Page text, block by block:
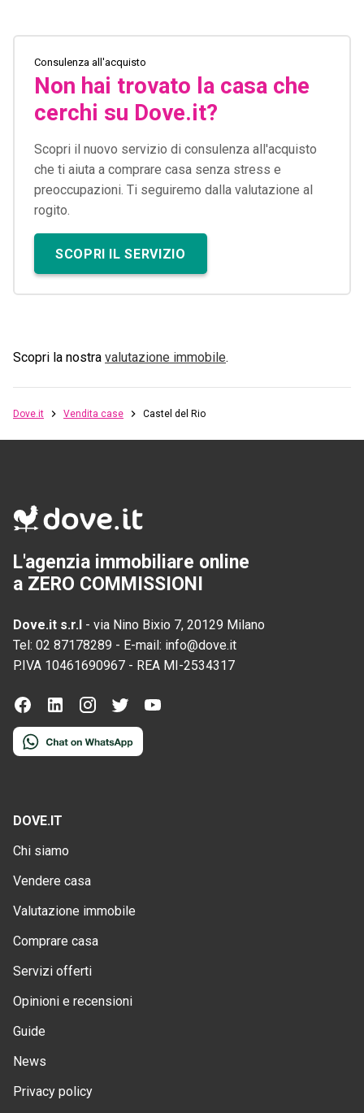
Consulenza all'acquisto
Non hai trovato la casa che
cerchi su Dove.it?
Scopri il nuovo servizio di consulenza all'acquisto
che ti aiuta a comprare casa senza stress e
preoccupazioni. Ti seguiremo dalla valutazione al
rogito.
SCOPRI IL SERVIZIO
Scopri la nostra valutazione immobile.
Dove.it Vendita case Castel del Rio
L'agenzia immobiliare online
a ZERO COMMISSIONI
Dove.it s.r.l - via Nino Bixio 7, 20129 Milano
Tel: 02 87178289 - E-mail: info@dove.it
P.IVA 10461690967 - REA MI-2534317
DOVE.IT
Chi siamo
Vendere casa
Valutazione immobile
Comprare casa
Servizi offerti
Opinioni e recensioni
Guide
News
Privacy policy